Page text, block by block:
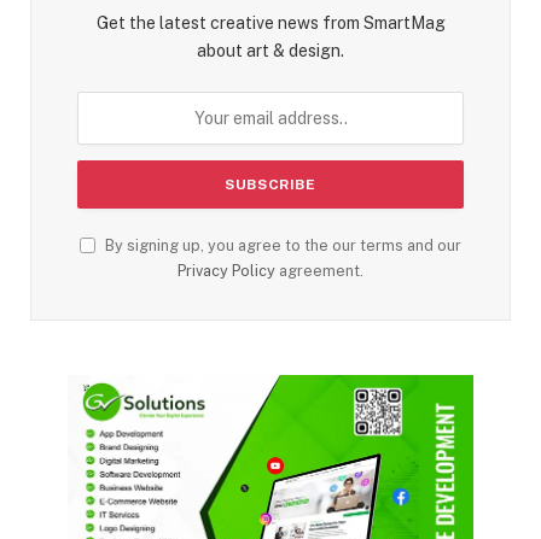
Get the latest creative news from SmartMag
about art & design.
By signing up, you agree to the our terms and our
Privacy Policy agreement.